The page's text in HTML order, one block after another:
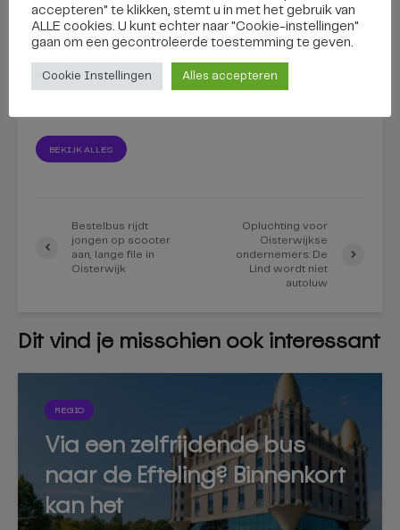
BEKIJK ALLES
Bestelbus rijdt
jongen op scooter
aan, lange file in
Oisterwijk
Opluchting voor
Oisterwijkse
ondernemers: De
Lind wordt niet
autoluw
Dit vind je misschien ook interessant
REGIO
Via een zelfrijdende bus
naar de Efteling? Binnenkort
kan het
accepteren" te klikken, stemt u in met het gebruik van
ALLE cookies. U kunt echter naar "Cookie-instellingen"
gaan om een ​​gecontroleerde toestemming te geven.
Cookie Instellingen Alles accepteren